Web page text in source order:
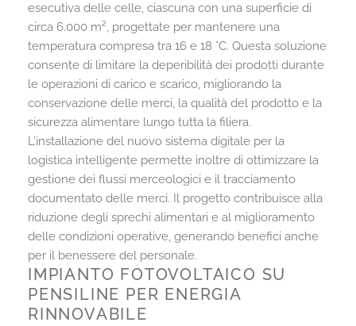
esecutiva delle celle, ciascuna con una superficie di
circa 6.000 m², progettate per mantenere una
temperatura compresa tra 16 e 18 °C. Questa soluzione
consente di limitare la deperibilità dei prodotti durante
le operazioni di carico e scarico, migliorando la
conservazione delle merci, la qualità del prodotto e la
sicurezza alimentare lungo tutta la filiera.
L’installazione del nuovo sistema digitale per la
logistica intelligente permette inoltre di ottimizzare la
gestione dei flussi merceologici e il tracciamento
documentato delle merci. Il progetto contribuisce alla
riduzione degli sprechi alimentari e al miglioramento
delle condizioni operative, generando benefici anche
per il benessere del personale.
IMPIANTO FOTOVOLTAICO SU
PENSILINE PER ENERGIA
RINNOVABILE